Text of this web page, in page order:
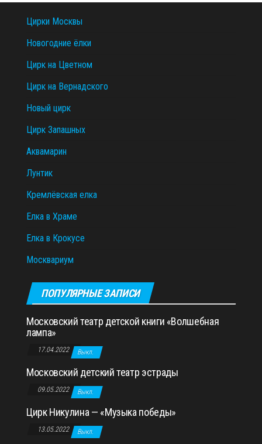
Цирки Москвы
Новогодние ёлки
Цирк на Цветном
Цирк на Вернадского
Новый цирк
Цирк Запашных
Аквамарин
Лунтик
Кремлёвская елка
Елка в Храме
Елка в Крокусе
Москвариум
ПОПУЛЯРНЫЕ ЗАПИСИ
Московский театр детской книги «Волшебная
лампа»
17.04.2022 Выкл.
Московский детский театр эстрады
09.05.2022 Выкл.
Цирк Никулина — «Музыка победы»
13.05.2022 Выкл.